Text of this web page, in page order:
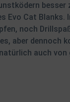
Cat
noch
aber
auch